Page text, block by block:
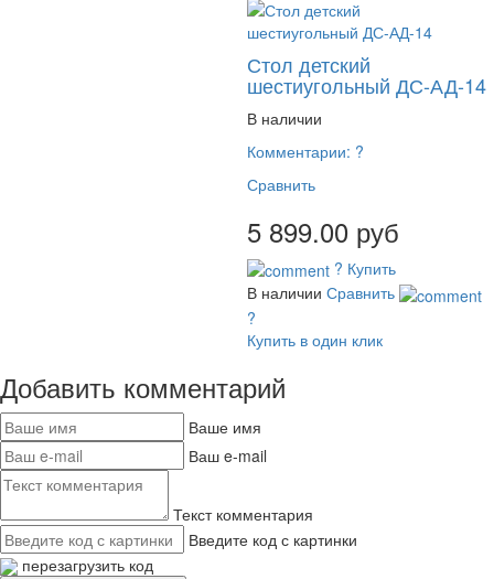
Стол детский
шестиугольный ДС-АД-14
В наличии
Комментарии: ?
Сравнить
5 899.00 руб
? Купить
В наличии Сравнить
?
Купить в один клик
Добавить комментарий
Ваше имя
Ваш e-mail
Текст комментария
Введите код с картинки
перезагрузить код